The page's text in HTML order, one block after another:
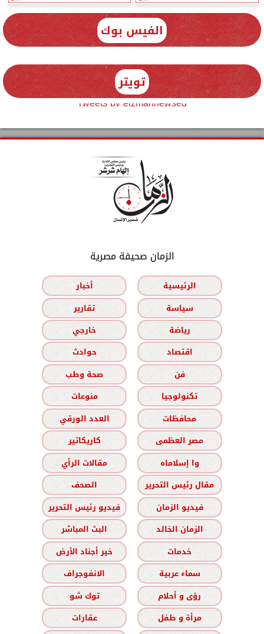
الفيس بوك
تويتر
Tweets by elzmannewseg
الزمان صحيفة مصرية
الرئيسية
أخبار
سياسة
تقارير
رياضة
خارجي
اقتصاد
حوادث
فن
صحة وطب
تكنولوجيا
منوعات
محافظات
العدد الورقي
مصر العظمى
كاريكاتير
وا إسلاماه
مقالات الرأي
مقال رئيس التحرير
الصحف
فيديو الزمان
فيديو رئيس التحرير
الزمان الخالد
البث المباشر
خدمات
خير أجناد الأرض
سماء عربية
الانفوجراف
رؤى و أحلام
توك شو
مرأة و طفل
عقارات